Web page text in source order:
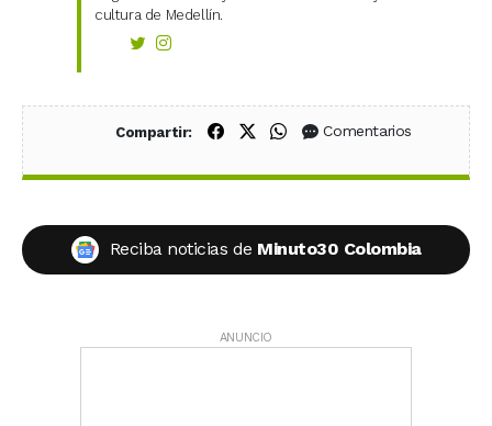
cultura de Medellín.
Compartir: Compartir en Facebook
Compartir en X (Twitter)
Compartir en WhatsApp
Comentarios
Reciba noticias de Minuto30 Colombia
ANUNCIO